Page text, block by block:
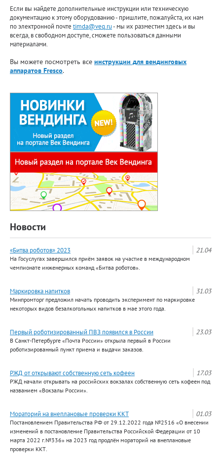
Если вы найдете дополнительные инструкции или техническую
документацию к этому оборудованию - пришлите, пожалуйста, их нам
по электронной почте timda@veq.ru- мы их разместим здесь и вы
всегда, в свободном доступе, сможете пользоваться данными
материалами.
Вы можете посмотреть все инструкции для вендинговых
аппаратов Fresco.
Новости
21.04
«Битва роботов» 2023
На Госуслугах завершился приём заявок на участие в международном
чемпионате инженерных команд «Битва роботов».
31.03
Маркировка напитков
Минпромторг предложил начать проводить эксперимент по маркировке
некоторых видов безалкогольных напитков в мае этого года.
23.03
Первый роботизированный ПВЗ появился в России
В Санкт-Петербурге «Почта России» открыла первый в России
роботизированный пункт приема и выдачи заказов.
17.03
РЖД от открывают собственную сеть кофеен
РЖД начали открывать на российских вокзалах собственную сеть кофеен под
названием «Вокзалы России».
01.03
Мораторий на внеплановые проверки ККТ
Постановлением Правительства РФ от 29.12.2022 года №2516 «О внесении
изменений в постановление Правительства Российской Федерации от 10
марта 2022 г.№336» на 2023 год продлён мораторий на внеплановые
проверки ККТ.